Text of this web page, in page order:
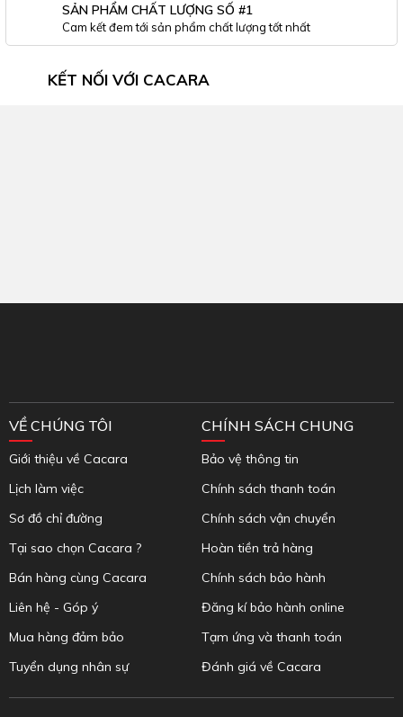
SẢN PHẨM CHẤT LƯỢNG SỐ #1
Cam kết đem tới sản phẩm chất lượng tốt nhất
KẾT NỐI VỚI CACARA
VỀ CHÚNG TÔI
Giới thiệu về Cacara
Lịch làm việc
Sơ đồ chỉ đường
Tại sao chọn Cacara ?
Bán hàng cùng Cacara
Liên hệ - Góp ý
Mua hàng đảm bảo
Tuyển dụng nhân sự
CHÍNH SÁCH CHUNG
Bảo vệ thông tin
Chính sách thanh toán
Chính sách vận chuyển
Hoàn tiền trả hàng
Chính sách bảo hành
Đăng kí bảo hành online
Tạm ứng và thanh toán
Đánh giá về Cacara